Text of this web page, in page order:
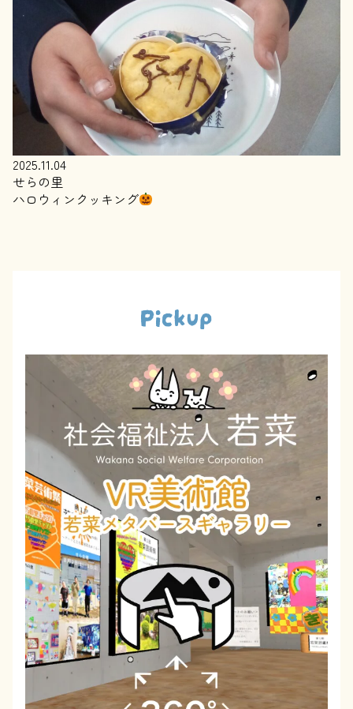
2025.11.04
せらの里
ハロウィンクッキング
Pickup